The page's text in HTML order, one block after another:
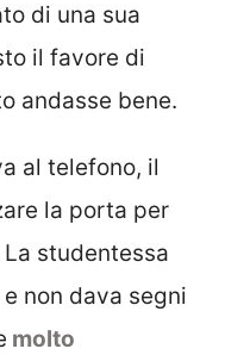
di una sua
il favore di
andasse bene.
al telefono, il
la porta per
studentessa
non dava segni
molto